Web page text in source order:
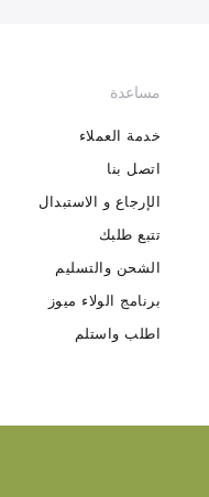
مساعدة
خدمة العملاء
اتصل بنا
الإرجاع و الاستبدال
تتبع طلبك
الشحن والتسليم
برنامج الولاء ميوز
اطلب واستلم